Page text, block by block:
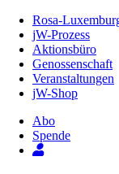
Inhalt
Seite
Rosa-
jW-Prozess
Aktionsbüro
Genossenschaft
Veranstaltungen
jW-Shop
Abo
Spende